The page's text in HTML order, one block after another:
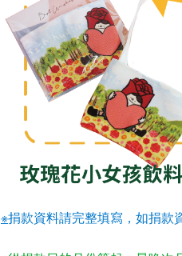
※捐款資料請完整填寫，如捐款